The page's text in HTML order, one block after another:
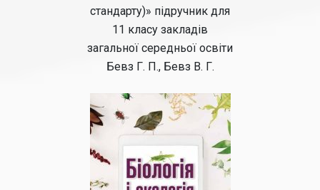
стандарту)» підручник для
11 класу закладів
загальної середньої освіти
Бевз Г. П., Бевз В. Г.